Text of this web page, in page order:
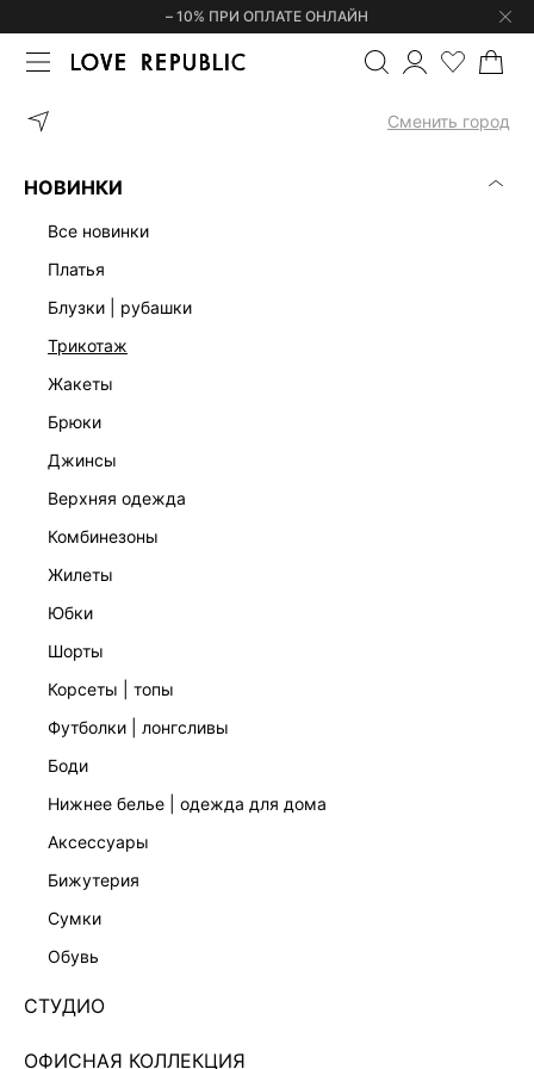
– 10% ПРИ ОПЛАТЕ ОНЛАЙН
Сменить город
НОВИНКИ
все новинки
платья
блузки | рубашки
трикотаж
жакеты
брюки
джинсы
верхняя одежда
комбинезоны
жилеты
юбки
шорты
корсеты | топы
футболки | лонгсливы
боди
нижнее белье | одежда для дома
аксессуары
бижутерия
сумки
обувь
СТУДИО
ОФИСНАЯ КОЛЛЕКЦИЯ
ГЛАВНАЯ ТРИКОТАЖНОЕ ПЛАТЬЕ МИДИ
6 999 ₽-77%
ЦВЕТ:СИНИЙ